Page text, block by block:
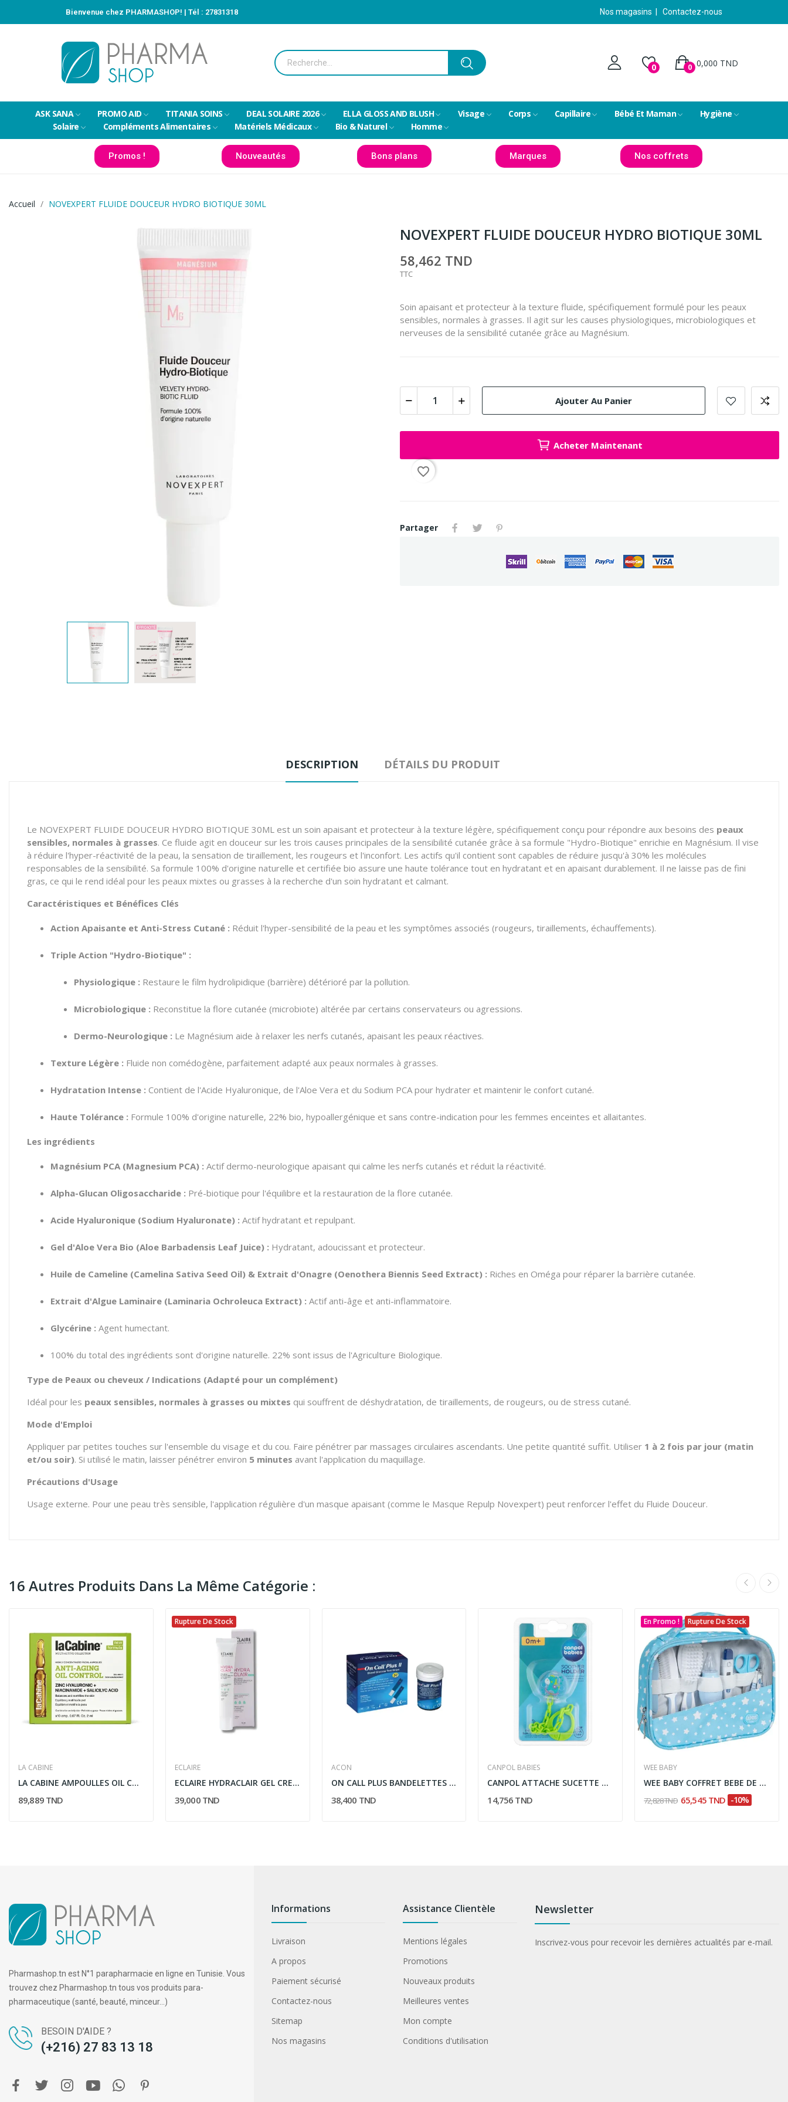
Bienvenue chez PHARMASHOP! | Tél : 27831318 Nos magasins Contactez-nous
0 0,000 TND
0
ASK SANA PROMO AID TITANIA SOINS DEAL SOLAIRE 2026 ELLA GLOSS AND BLUSH Visage Corps Capillaire Bébé Et Maman
Hygiène
Solaire
Compléments Alimentaires Matériels Médicaux Bio & Naturel Homme
Promos ! Nouveautés Bons plans Marques Nos coffrets
Accueil NOVEXPERT FLUIDE DOUCEUR HYDRO BIOTIQUE 30ML
NOVEXPERT FLUIDE DOUCEUR HYDRO BIOTIQUE 30ML
58,462 TND
TTC
Soin apaisant et protecteur à la texture fluide, spécifiquement formulé pour les peaux
sensibles, normales à grasses. Il agit sur les causes physiologiques, microbiologiques et
nerveuses de la sensibilité cutanée grâce au Magnésium.
Ajouter Au Panier
Acheter Maintenant
favorite_border
Partager
DESCRIPTION DÉTAILS DU PRODUIT
Le NOVEXPERT FLUIDE DOUCEUR HYDRO BIOTIQUE 30ML est un soin apaisant et protecteur à la texture légère, spécifiquement conçu pour répondre aux besoins des peaux
sensibles, normales à grasses. Ce fluide agit en douceur sur les trois causes principales de la sensibilité cutanée grâce à sa formule "Hydro-Biotique" enrichie en Magnésium. Il vise
à réduire l'hyper-réactivité de la peau, la sensation de tiraillement, les rougeurs et l'inconfort. Les actifs qu'il contient sont capables de réduire jusqu'à 30% les molécules
responsables de la sensibilité. Sa formule 100% d'origine naturelle et certifiée bio assure une haute tolérance tout en hydratant et en apaisant durablement. Il ne laisse pas de fini
gras, ce qui le rend idéal pour les peaux mixtes ou grasses à la recherche d'un soin hydratant et calmant.
Caractéristiques et Bénéfices Clés
Action Apaisante et Anti-Stress Cutané : Réduit l'hyper-sensibilité de la peau et les symptômes associés (rougeurs, tiraillements, échauffements).
Triple Action "Hydro-Biotique" :
Physiologique : Restaure le film hydrolipidique (barrière) détérioré par la pollution.
Microbiologique : Reconstitue la flore cutanée (microbiote) altérée par certains conservateurs ou agressions.
Dermo-Neurologique : Le Magnésium aide à relaxer les nerfs cutanés, apaisant les peaux réactives.
Texture Légère : Fluide non comédogène, parfaitement adapté aux peaux normales à grasses.
Hydratation Intense : Contient de l'Acide Hyaluronique, de l'Aloe Vera et du Sodium PCA pour hydrater et maintenir le confort cutané.
Haute Tolérance : Formule 100% d'origine naturelle, 22% bio, hypoallergénique et sans contre-indication pour les femmes enceintes et allaitantes.
Les ingrédients
Magnésium PCA (Magnesium PCA) : Actif dermo-neurologique apaisant qui calme les nerfs cutanés et réduit la réactivité.
Alpha-Glucan Oligosaccharide : Pré-biotique pour l'équilibre et la restauration de la flore cutanée.
Acide Hyaluronique (Sodium Hyaluronate) : Actif hydratant et repulpant.
Gel d'Aloe Vera Bio (Aloe Barbadensis Leaf Juice) : Hydratant, adoucissant et protecteur.
Huile de Cameline (Camelina Sativa Seed Oil) & Extrait d'Onagre (Oenothera Biennis Seed Extract) : Riches en Oméga pour réparer la barrière cutanée.
Extrait d'Algue Laminaire (Laminaria Ochroleuca Extract) : Actif anti-âge et anti-inflammatoire.
Glycérine : Agent humectant.
100% du total des ingrédients sont d'origine naturelle. 22% sont issus de l'Agriculture Biologique.
Type de Peaux ou cheveux / Indications (Adapté pour un complément)
Idéal pour les peaux sensibles, normales à grasses ou mixtes qui souffrent de déshydratation, de tiraillements, de rougeurs, ou de stress cutané.
Mode d'Emploi
Appliquer par petites touches sur l'ensemble du visage et du cou. Faire pénétrer par massages circulaires ascendants. Une petite quantité suffit. Utiliser 1 à 2 fois par jour (matin
et/ou soir). Si utilisé le matin, laisser pénétrer environ 5 minutes avant l'application du maquillage.
Précautions d'Usage
Usage externe. Pour une peau très sensible, l'application régulière d'un masque apaisant (comme le Masque Repulp Novexpert) peut renforcer l'effet du Fluide Douceur.
16 Autres Produits Dans La Même Catégorie :
LA CABINE
LA CABINE AMPOULLES OIL CONTROL 10X2ML
89,889 TND
Rupture De Stock
ECLAIRE
ECLAIRE HYDRACLAIR GEL CREME MATIFIANT 50ML
39,000 TND
ACON
ON CALL PLUS BANDELETTES BOITE DE 50
38,400 TND
CANPOL BABIES
CANPOL ATTACHE SUCETTE CHAÎNETTE – JOUETS 10/889
14,756 TND
En Promo ! Rupture De Stock
WEE BABY
WEE BABY COFFRET BEBE DE SOIN
72,828 TND 65,545 TND -10%
Pharmashop.tn est N°1 parapharmacie en ligne en Tunisie. Vous
trouvez chez Pharmashop.tn tous vos produits para-
pharmaceutique (santé, beauté, minceur...)
BESOIN D'AIDE ?
(+216) 27 83 13 18
Informations
Livraison
A propos
Paiement sécurisé
Contactez-nous
Sitemap
Nos magasins
Assistance Clientèle
Mentions légales
Promotions
Nouveaux produits
Meilleures ventes
Mon compte
Conditions d'utilisation
Newsletter
Inscrivez-vous pour recevoir les dernières actualités par e-mail.